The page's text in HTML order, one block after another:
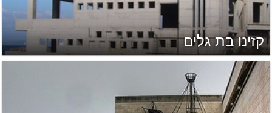
קזינו בת גלים